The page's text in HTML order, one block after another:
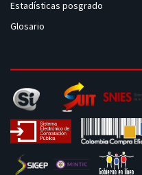
Estadísticas posgrado
Glosario